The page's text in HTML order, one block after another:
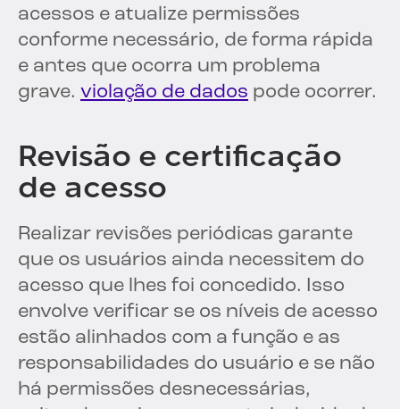
acessos e atualize permissões
conforme necessário, de forma rápida
e antes que ocorra um problema
grave. violação de dados pode ocorrer.
Revisão e certificação
de acesso
Realizar revisões periódicas garante
que os usuários ainda necessitem do
acesso que lhes foi concedido. Isso
envolve verificar se os níveis de acesso
estão alinhados com a função e as
responsabilidades do usuário e se não
há permissões desnecessárias,